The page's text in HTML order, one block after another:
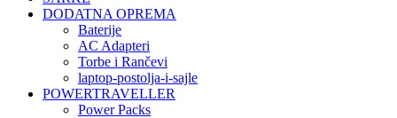
DODATNA OPREMA
Baterije
AC Adapteri
Torbe i Rančevi
laptop-postolja-i-sajle
POWERTRAVELLER
Power Packs